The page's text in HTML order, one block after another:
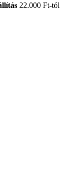
22.000 Ft-tól